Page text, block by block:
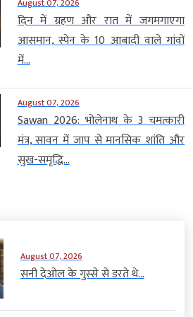
August 07, 2026
दिन में ग्रहण और रात में जगमगाएगा
आसमान, स्पेन के 10 आबादी वाले गांवों
में...
August 07, 2026
Sawan 2026: भोलेनाथ के 3 चमत्कारी
मंत्र, सावन में जाप से मानसिक शांति और
सुख-समृद्धि...
August 07, 2026
सनी देओल के गुस्से से डरते थे...